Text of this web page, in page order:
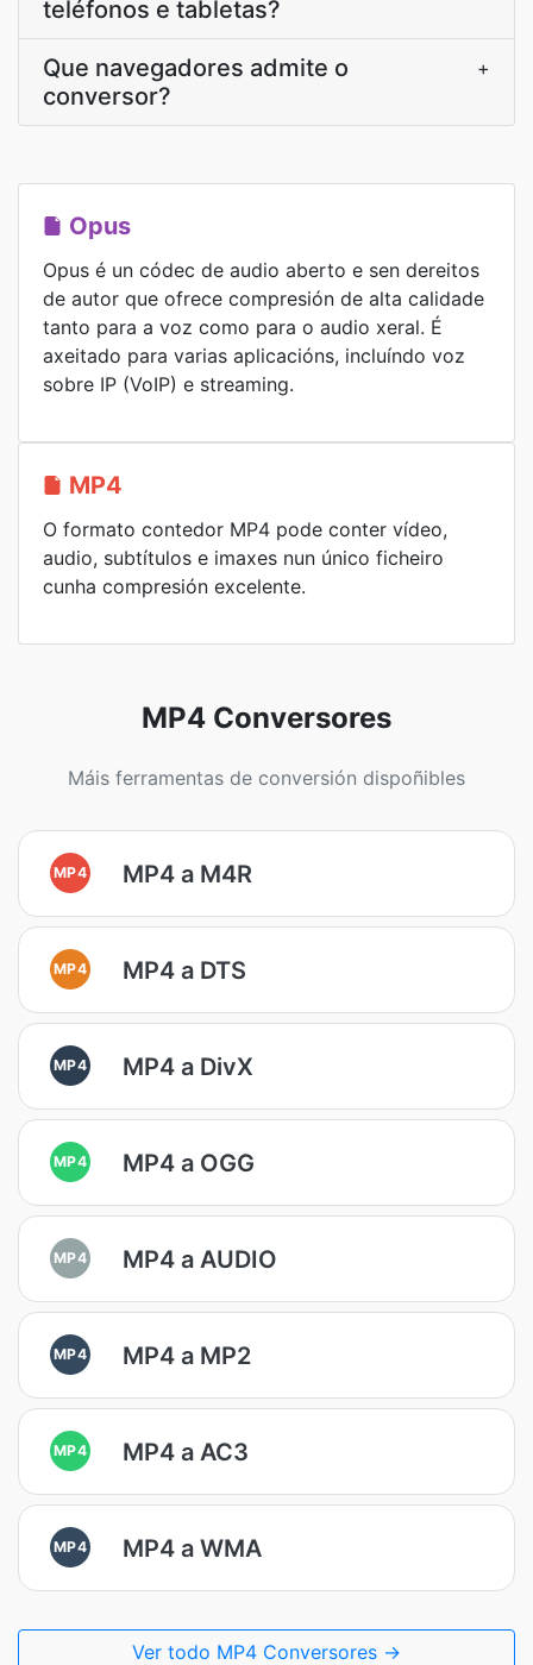
teléfonos e tabletas?
Que navegadores admite o
conversor?
+
Opus
Opus é un códec de audio aberto e sen dereitos
de autor que ofrece compresión de alta calidade
tanto para a voz como para o audio xeral. É
axeitado para varias aplicacións, incluíndo voz
sobre IP (VoIP) e streaming.
MP4
O formato contedor MP4 pode conter vídeo,
audio, subtítulos e imaxes nun único ficheiro
cunha compresión excelente.
MP4 Conversores
Máis ferramentas de conversión dispoñibles
MP4 MP4 a M4R
MP4 MP4 a DTS
MP4 MP4 a DivX
MP4 MP4 a OGG
MP4 MP4 a AUDIO
MP4 MP4 a MP2
MP4 MP4 a AC3
MP4 MP4 a WMA
Ver todo MP4 Conversores →